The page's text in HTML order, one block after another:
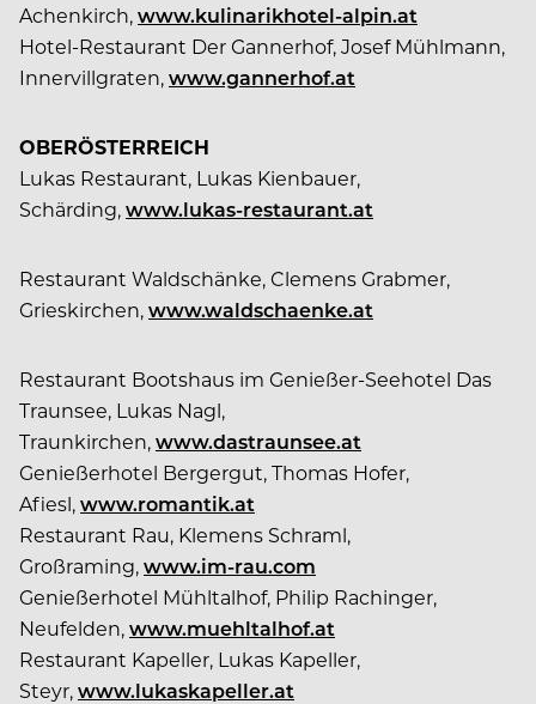
Achenkirch,www.kulinarikhotel-alpin.at
Hotel-Restaurant Der Gannerhof, Josef Mühlmann,
Innervillgraten,www.gannerhof.at
OBERÖSTERREICH
Lukas Restaurant, Lukas Kienbauer,
Schärding,www.lukas-restaurant.at
Restaurant Waldschänke, Clemens Grabmer,
Grieskirchen,www.waldschaenke.at
Restaurant Bootshaus im Genießer-Seehotel Das
Traunsee, Lukas Nagl,
Traunkirchen,www.dastraunsee.at
Genießerhotel Bergergut, Thomas Hofer,
Afiesl,www.romantik.at
Restaurant Rau, Klemens Schraml,
Großraming,www.im-rau.com
Genießerhotel Mühltalhof, Philip Rachinger,
Neufelden,www.muehltalhof.at
Restaurant Kapeller, Lukas Kapeller,
Steyr,www.lukaskapeller.at